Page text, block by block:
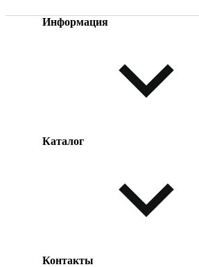
Информация
Таблица размеров
Каталог
Контакты